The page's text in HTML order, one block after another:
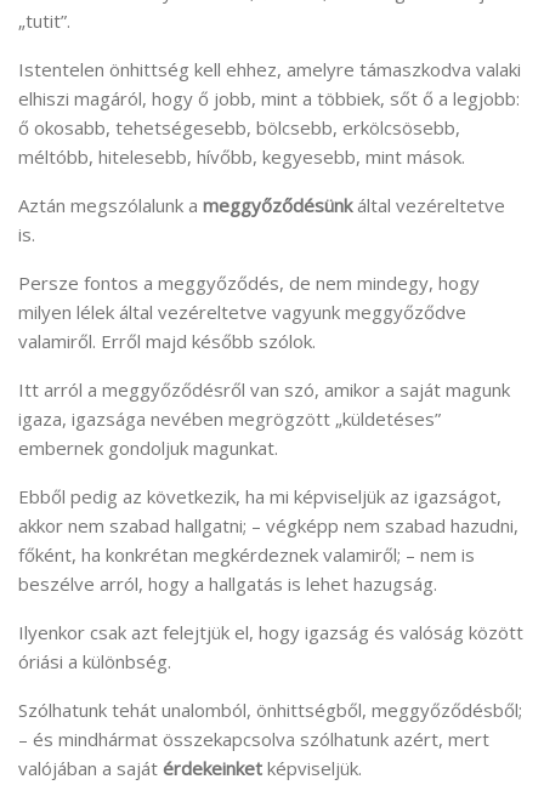
„tutit”.
Istentelen önhittség kell ehhez, amelyre támaszkodva valaki
elhiszi magáról, hogy ő jobb, mint a többiek, sőt ő a legjobb:
ő okosabb, tehetségesebb, bölcsebb, erkölcsösebb,
méltóbb, hitelesebb, hívőbb, kegyesebb, mint mások.
Aztán megszólalunk a meggyőződésünkáltal vezéreltetve
is.
Persze fontos a meggyőződés, de nem mindegy, hogy
milyen lélek által vezéreltetve vagyunk meggyőződve
valamiről. Erről majd később szólok.
Itt arról a meggyőződésről van szó, amikor a saját magunk
igaza, igazsága nevében megrögzött „küldetéses”
embernek gondoljuk magunkat.
Ebből pedig az következik, ha mi képviseljük az igazságot,
akkor nem szabad hallgatni; – végképp nem szabad hazudni,
főként, ha konkrétan megkérdeznek valamiről; – nem is
beszélve arról, hogy a hallgatás is lehet hazugság.
Ilyenkor csak azt felejtjük el, hogy igazság és valóság között
óriási a különbség.
Szólhatunk tehát unalomból, önhittségből, meggyőződésből;
– és mindhármat összekapcsolva szólhatunk azért, mert
valójában a saját érdekeinket képviseljük.